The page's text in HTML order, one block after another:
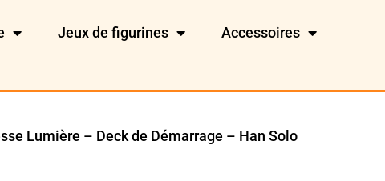
Jeux de figurines Accessoires
Lumière – Deck de Démarrage – Han Solo